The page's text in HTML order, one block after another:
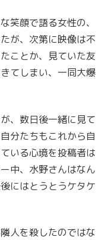
笑顔で語る女性の、
が、次第に映像は不
ことか、見ていた友
てしまい、一同大爆
、数日後一緒に見て
分たちもこれから自
いる心境を投稿者は
中、水野さんはなん
にはとうとうケタケ
人を殺したのではな